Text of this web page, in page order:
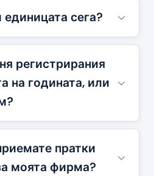
сега?
регистрирания
на годината, или
пратки
моята фирма?